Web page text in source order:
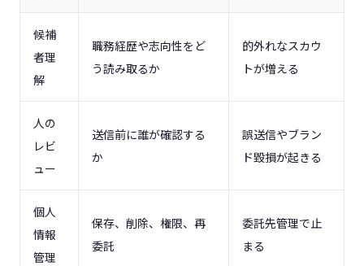
候補
者理
解
職務経歴や志向性をど
う読み取るか
的外れなスカウ
トが増える
人の
レビ
ュー
送信前に誰が確認する
か
誤送信やブラン
ド毀損が起きる
個人
情報
管理
保存、削除、権限、再
委託
委託先管理で止
まる